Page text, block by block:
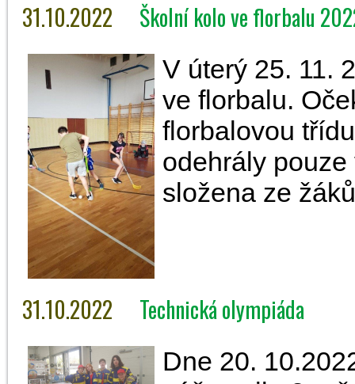
31.10.2022 Školní kolo ve florbalu
V úterý 25. 11.
ve florbalu.
florbalovou
odehrály
složena ze
31.10.2022 Technická olympiáda
Dne 20.